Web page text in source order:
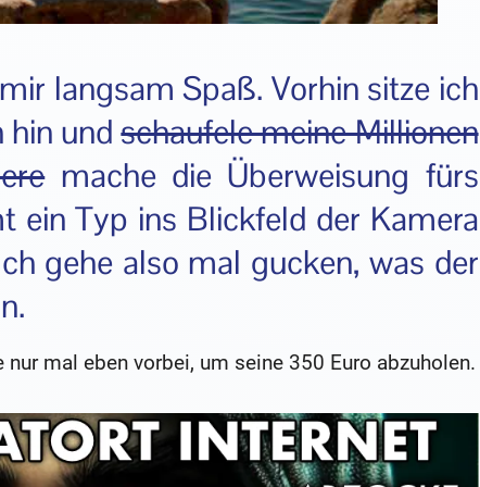
langsam Spaß. Vorhin sitze ich
hin undschaufele meine Millionen
mache die Überweisung fürs
ein Typ ins Blickfeld der Kamera
gehe also mal gucken, was der
mal eben vorbei, um seine 350 Euro abzuholen.